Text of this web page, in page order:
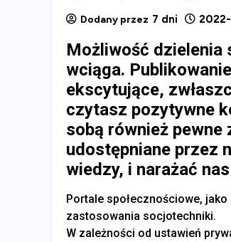
Dodany przez 7 dni
Możliwość dzielenia
wciąga.
ekscytujące,
czytasz pozytywne
sobą również
udostępniane przez
wiedzy, i narażać
Portale społecznościowe,
zastosowania socjotechniki.
W zależności od ustawień